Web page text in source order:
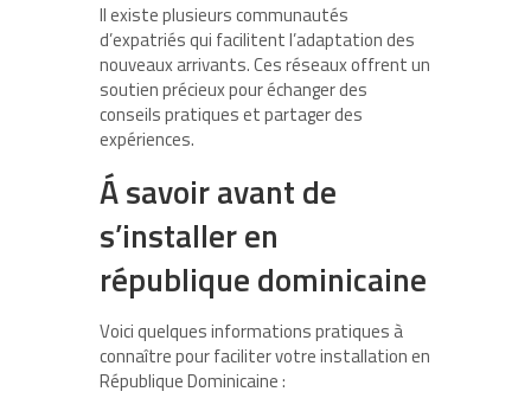
Il existe plusieurs communautés
d’expatriés qui facilitent l’adaptation des
nouveaux arrivants. Ces réseaux offrent un
soutien précieux pour échanger des
conseils pratiques et partager des
expériences.
Á savoir avant de
s’installer en
république dominicaine
Voici quelques informations pratiques à
connaître pour faciliter votre installation en
République Dominicaine :